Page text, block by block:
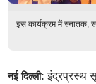
इस कार्यक्रम में स्नातक,
नई दिल्ली: इंद्रप्रस्थ